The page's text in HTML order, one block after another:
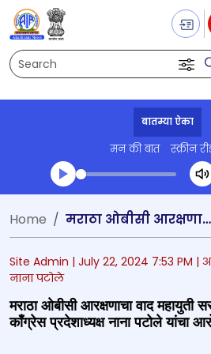
Search
बातम्या ऐका
मन की बात स्क्रीन
Transcript summary
प्ले
Home मराठा ओबीसी आरक्षणाचा वाद महायुती सरकारनेच पेटवला असल्याचा काँग्रेस प्रदेशाध्यक्ष नाना पटोले यांचा आरोप
Site Admin | July 22, 2024 7:53 PM |
नाना पटोले
मराठा ओबीसी आरक्षणाचा वाद महायुती
काँग्रेस प्रदेशाध्यक्ष नाना पटोले यांचा